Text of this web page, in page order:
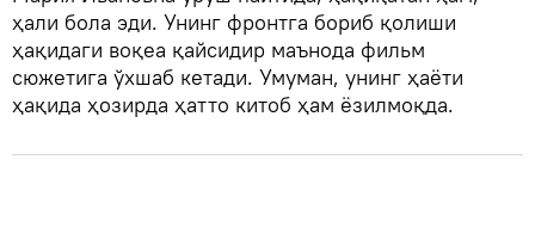
ҳали бола эди. Унинг фронтга бориб қолиши
ҳақидаги воқеа қайсидир маънода фильм
сюжетига ўхшаб кетади. Умуман, унинг ҳаёти
ҳақида ҳозирда ҳатто китоб ҳам ёзилмоқда.